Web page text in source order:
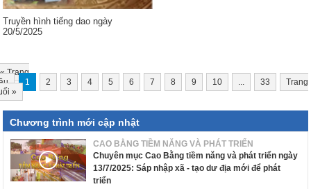
Truyền hình tiếng dao ngày
20/5/2025
«Trang
1 2 3 4 5 6 7 8 9 10 33
Trang
»
Chương trình mới cập nhật
CAO BẰNG TIỀM NĂNG VÀ PHÁT TRIỂN
Chuyên mục Cao Bằng tiềm năng và phát triển ngày
13/7/2025: Sáp nhập xã - tạo dư địa mới để phát
triển